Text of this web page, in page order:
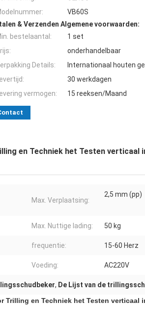
VB60S
& Verzenden Algemene voorwaarden:
bestelaantal:
1 set
onderhandelbaar
Details:
Internationaal houten
30 werkdagen
vermogen:
15 reeksen/Maand
en Techniek het Testen verticaal
Max. Verplaatsing:
2,5 mm (pp)
Max. Nuttige lading: 50 kg
frequentie: 15-60 Herz
Voeding: AC220V
, De Lijst van de
Trilling en Techniek het Testen verticaal